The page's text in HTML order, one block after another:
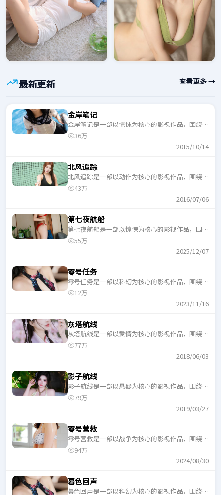
最新更新 查看更多 →
金岸笔记
金岸笔记是一部以惊悚为核心的影视作品，围绕危
机、反转与人物成长展开，整体节奏紧凑，适合一
36万
2015/10/14
北风追踪
北风追踪是一部以动作为核心的影视作品，围绕危
机、反转与人物成长展开，整体节奏紧凑，适合一
43万
2016/07/06
第七夜航船
第七夜航船是一部以惊悚为核心的影视作品，围绕
危机、反转与人物成长展开，整体节奏紧凑，适合
55万
2025/12/07
零号任务
零号任务是一部以科幻为核心的影视作品，围绕危
机、反转与人物成长展开，整体节奏紧凑，适合一
12万
2023/11/16
灰塔航线
灰塔航线是一部以爱情为核心的影视作品，围绕危
机、反转与人物成长展开，整体节奏紧凑，适合一
77万
2018/06/03
影子航线
影子航线是一部以悬疑为核心的影视作品，围绕危
机、反转与人物成长展开，整体节奏紧凑，适合一
79万
2019/03/27
零号营救
零号营救是一部以战争为核心的影视作品，围绕危
机、反转与人物成长展开，整体节奏紧凑，适合一
94万
2024/08/30
暮色回声
暮色回声是一部以科幻为核心的影视作品，围绕危